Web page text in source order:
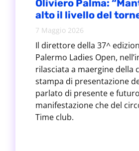
Oliviero Palma:
alto il livello del
7 Maggio 2026
Il direttore della 37^
Palermo Ladies Open,
rilasciata a maergine della
stampa di presentazione
parlato di presente e
manifestazione che del
Time club.